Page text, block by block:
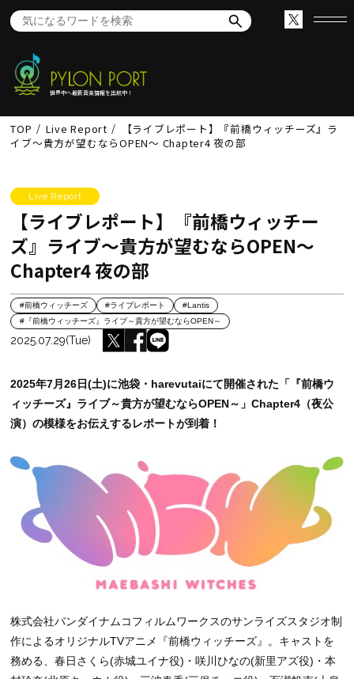
世界中へ最新音楽情報を出航中！
TOP Live Report
【ライブレポート】『前橋ウィッチーズ』ラ
イブ～貴方が望むならOPEN～ Chapter4 夜の部
Live Report
【ライブレポート】『前橋ウィッチー
ズ』ライブ～貴方が望むならOPEN～
Chapter4 夜の部
#前橋ウィッチーズ #ライブレポート
#Lantis
#『前橋ウィッチーズ』ライブ～貴方が望むならOPEN～
2025.07.29(Tue)
2025年7月26日(土)に池袋・harevutaiにて開催された「『前橋ウ
ィッチーズ』ライブ～貴方が望むならOPEN～」Chapter4（夜公
演）の模様をお伝えするレポートが到着！
株式会社バンダイナムコフィルムワークスのサンライズスタジオ制
作によるオリジナルTVアニメ『前橋ウィッチーズ』。キャストを
務める、春日さくら(赤城ユイナ役)・咲川ひなの(新里アズ役)・本